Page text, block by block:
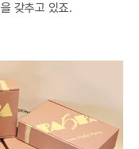
갖추고 있죠.